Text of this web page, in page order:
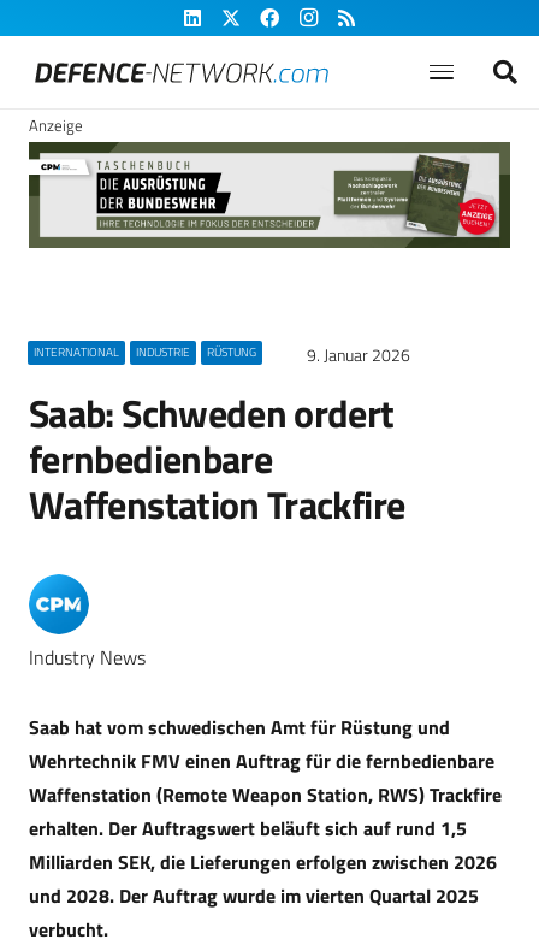
Anzeige
INTERNATIONAL INDUSTRIE RÜSTUNG 9. Januar 2026
Saab: Schweden ordert
fernbedienbare
Waffenstation Trackfire
Industry News
Saab hat vom schwedischen Amt für Rüstung und
Wehrtechnik FMV einen Auftrag für die fernbedienbare
Waffenstation (Remote Weapon Station, RWS) Trackfire
erhalten. Der Auftragswert beläuft sich auf rund 1,5
Milliarden SEK, die Lieferungen erfolgen zwischen 2026
und 2028. Der Auftrag wurde im vierten Quartal 2025
verbucht.